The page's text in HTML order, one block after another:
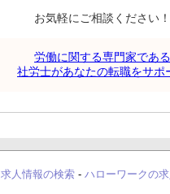
お気軽にご相談ください！
労働に関する専門家である
社労士があなたの転職をサポ
求人情報の検索- ハローワークの